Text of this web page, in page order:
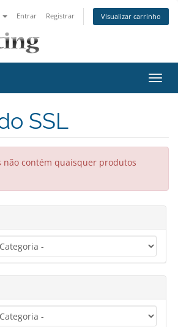
Entrar Registrar Visualizar carrinho
SSL
não contém quaisquer produtos